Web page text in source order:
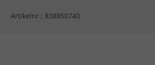
Artikelnr.: 838850740